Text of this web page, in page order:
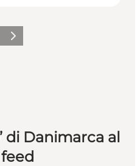
Avanti
di Danimarca al